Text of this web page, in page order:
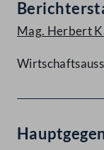
Mag. Herbert